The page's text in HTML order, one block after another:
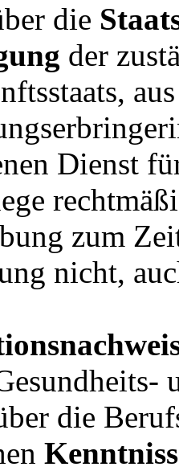
die
der
Dienst
zum
nicht,
die